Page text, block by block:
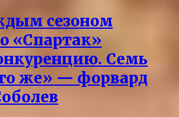
сезоном
«Спартак»
Семь
же» — форвард